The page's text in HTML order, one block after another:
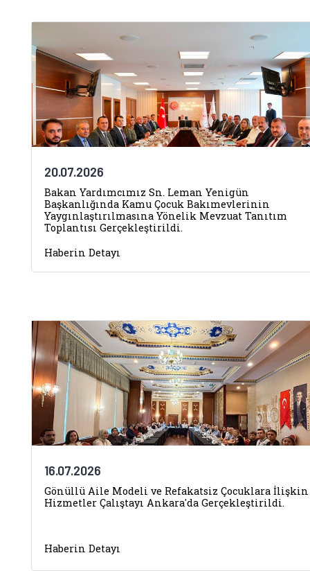
20.07.2026
Bakan Yardımcımız Sn. Leman Yenigün
Başkanlığında Kamu Çocuk Bakımevlerinin
Yaygınlaştırılmasına Yönelik Mevzuat Tanıtım
Toplantısı Gerçekleştirildi.
Haberin Detayı
16.07.2026
Gönüllü Aile Modeli ve Refakatsiz Çocuklara İlişkin
Hizmetler Çalıştayı Ankara'da Gerçekleştirildi.
Haberin Detayı